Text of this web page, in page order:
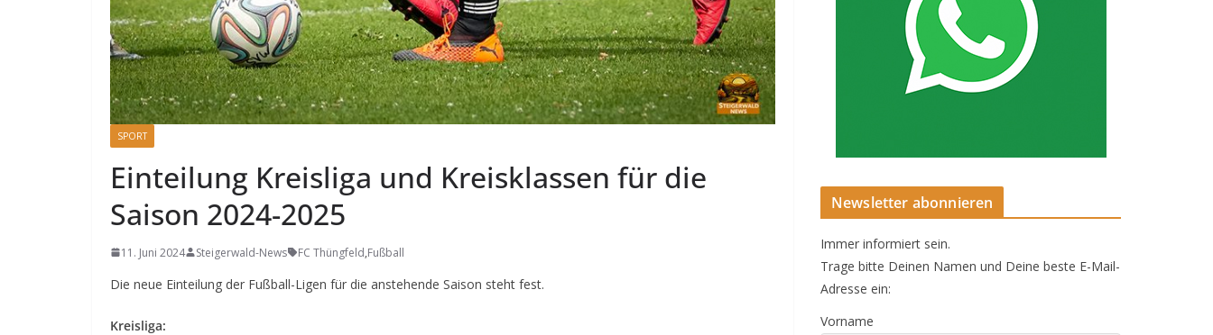
SPORT
Einteilung Kreisliga und Kreisklassen für die
Saison 2024-2025
11. Juni 2024 Steigerwald-News FC Thüngfeld,Fußball
Die neue Einteilung der Fußball-Ligen für die anstehende Saison steht fest.
Kreisliga:
Newsletter abonnieren
Immer informiert sein.
Trage bitte Deinen Namen und Deine beste E-Mail-
Adresse ein:
Vorname